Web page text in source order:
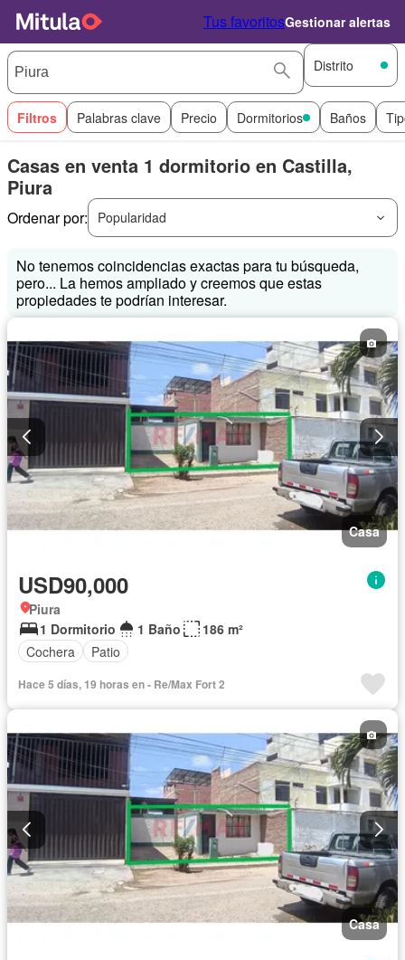
Tus favoritosGestionar alertas
Distrito
Filtros Palabras clave Precio Dormitorios Baños
Casas en venta 1 dormitorio en Castilla,
Piura
Ordenar por: Popularidad
No tenemos coincidencias exactas para tu búsqueda,
pero... La hemos ampliado y creemos que estas
propiedades te podrían interesar.
Casa
USD90,000
Piura
1 Dormitorio
1 Baño
186 m²
Cochera
Patio
Hace 5 días, 19 horas en - Re/Max Fort 2
Casa